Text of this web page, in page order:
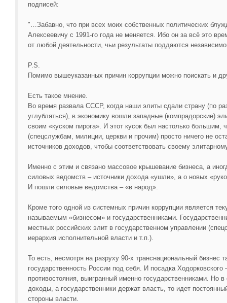
подписей:
"…Забавно, что при всех моих собственных политических
Алексеевичу с 1991-го года не меняется. Ибо он за всё это
от любой деятельности, чьи результаты поддаются
P.S.
Помимо вышеуказанных причин коррупции можно поискать и
Есть такое мнение.
Во время развала СССР, когда наши элиты сдали страну (по
углубляться), в экономику вошли западные (компрадорские)
своим «куском пирога». И этот кусок был настолько
(спецслужбам, милиции, церкви и прочим) просто ничего не
источников доходов, чтобы соответствовать своему
Именно с этим и связано массовое крышевание бизнеса, а
силовых ведомств – источники дохода «ушли», а о новых
И пошли силовые ведомства – «в народ».
Кроме того одной из системных причин коррупции является
называемым «бизнесом» и государственниками.
местных российских элит в государственном управлении
иерархия исполнительной власти и т.п.).
То есть, несмотря на разруху 90-х транснациональный бизнес
государственность России под себя. И посадка Ходорковского
противостояния, выигранный именно государственниками. Но в
доходы, а государственники держат власть, то идет
стороны власти.